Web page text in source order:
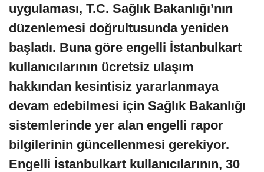
uygulaması, T.C. Sağlık Bakanlığı’nın
düzenlemesi doğrultusunda yeniden
başladı. Buna göre engelli İstanbulkart
kullanıcılarının ücretsiz ulaşım
hakkından kesintisiz yararlanmaya
devam edebilmesi için Sağlık Bakanlığı
sistemlerinde yer alan engelli rapor
bilgilerinin güncellenmesi gerekiyor.
Engelli İstanbulkart kullanıcılarının, 30